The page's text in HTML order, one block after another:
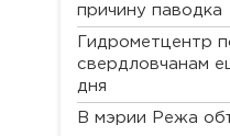
причину паводка
Гидрометцентр
свердловчанам
дня
В мэрии Режа